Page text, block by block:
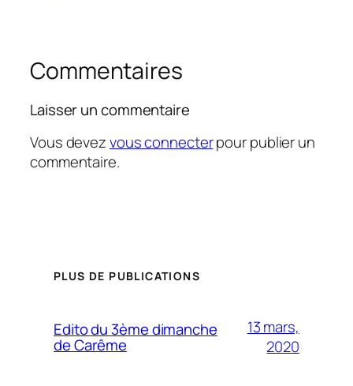
Commentaires
Laisser un commentaire
Vous devezvous connecterpour publier un
commentaire.
PLUS DE PUBLICATIONS
Edito du 3ème dimanche
de Carême
13 mars,
2020